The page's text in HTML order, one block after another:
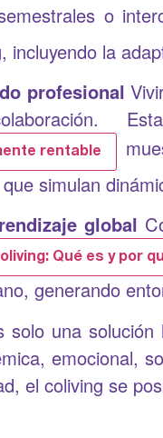
o
incluyendo la
profesional
rentable
simulan
global
Qué es y por
generando
solo una
emocional,
el coliving se